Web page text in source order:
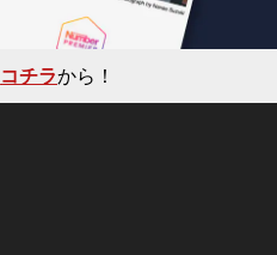
コチラから！